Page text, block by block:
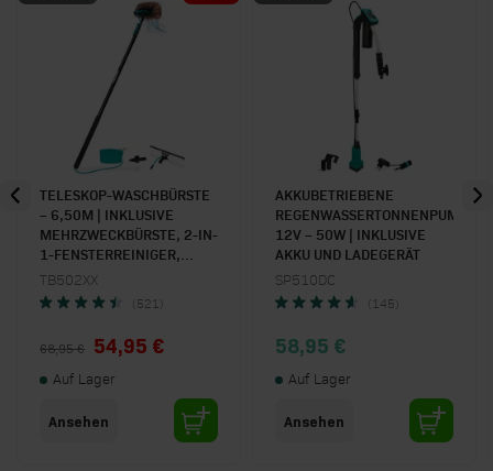
TELESKOP-WASCHBÜRSTE
– 6,50M | INKLUSIVE
MEHRZWECKBÜRSTE, 2-IN-
1-FENSTERREINIGER,
SCHLAUCH UND
SEIFENSPENDER
TB502XX
(521)
68,95 € Special Price
54,95 €
Auf Lager
Ansehen
AKKUBETRIEBENE
REGENWASSERTONNENPUMPE
12V – 50W | INKLUSIVE
AKKU UND LADEGERÄT
SP510DC
(145)
58,95 €
Auf Lager
Ansehen